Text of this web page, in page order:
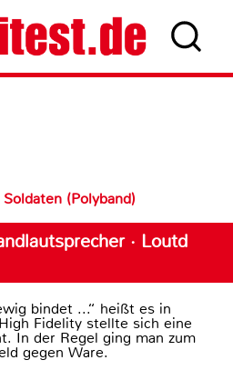
(Polyband)
· Loutd
bindet ...“ heißt es in
Fidelity stellte sich eine
In der Regel ging man zum
gegen Ware.